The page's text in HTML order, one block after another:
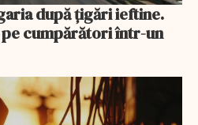
după țigări ieftine.
pe cumpărători într-un